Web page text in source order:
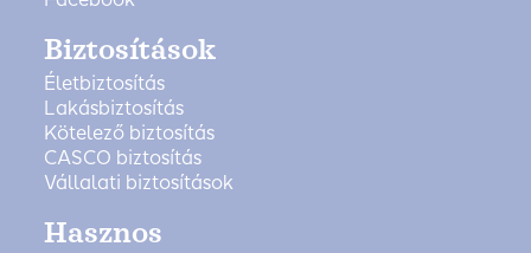
Biztosítások
Életbiztosítás
Lakásbiztosítás
Kötelező biztosítás
CASCO biztosítás
Vállalati biztosítások
Hasznos